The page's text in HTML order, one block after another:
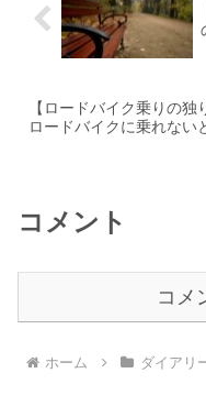
【ロードバイク乗りの独
ロードバイクに乗れない
コメント
コメ
ホーム ダイアリ